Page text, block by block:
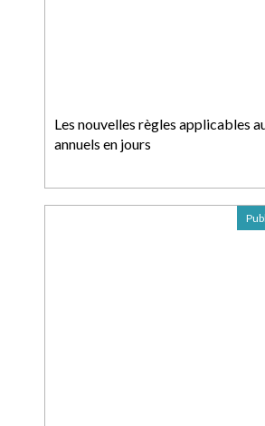
Les nouvelles règles applicables
annuels en jours